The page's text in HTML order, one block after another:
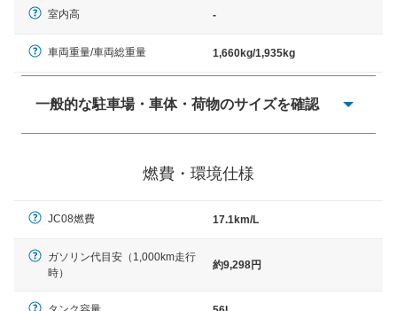
室内高 -
車両重量/車両総重量 1,660kg/1,935kg
一般的な駐車場・車体・荷物のサイズを確認
× 長さ 5,000mm 車路幅 5,000mmというサイズが標準値
燃費・環境仕様
JC08燃費 17.1km/L
ガソリン代目安（1,000km走行
時）
約9,298円